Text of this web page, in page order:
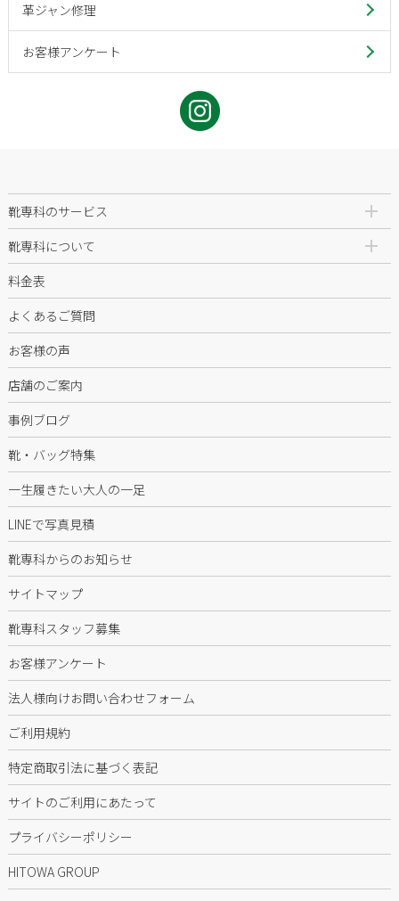
革ジャン修理
お客様アンケート
靴専科のサービス
靴専科について
料金表
よくあるご質問
お客様の声
店舗のご案内
事例ブログ
靴・バッグ特集
一生履きたい大人の一足
LINEで写真見積
靴専科からのお知らせ
サイトマップ
靴専科スタッフ募集
お客様アンケート
法人様向けお問い合わせフォーム
ご利用規約
特定商取引法に基づく表記
サイトのご利用にあたって
プライバシーポリシー
HITOWA GROUP